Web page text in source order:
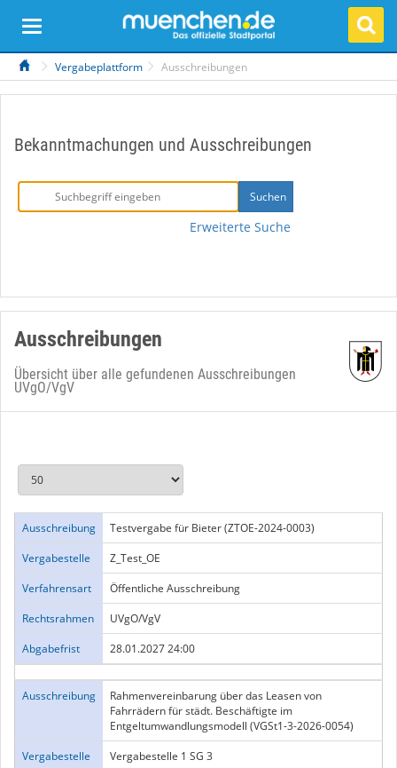
Vergabeplattform Ausschreibungen
Bekanntmachungen und Ausschreibungen
Erweiterte Suche
Ausschreibungen
Übersicht über alle gefundenen Ausschreibungen
UVgO/VgV
Ausschreibung
Testvergabe für Bieter (ZTOE-2024-0003)
Vergabestelle
Z_Test_OE
Verfahrensart
Öffentliche Ausschreibung
Rechtsrahmen
UVgO/VgV
Abgabefrist
28.01.2027 24:00
Ausschreibung
Rahmenvereinbarung über das Leasen von
Fahrrädern für städt. Beschäftigte im
Entgeltumwandlungsmodell (VGSt1-3-2026-0054)
Vergabestelle
Vergabestelle 1 SG 3